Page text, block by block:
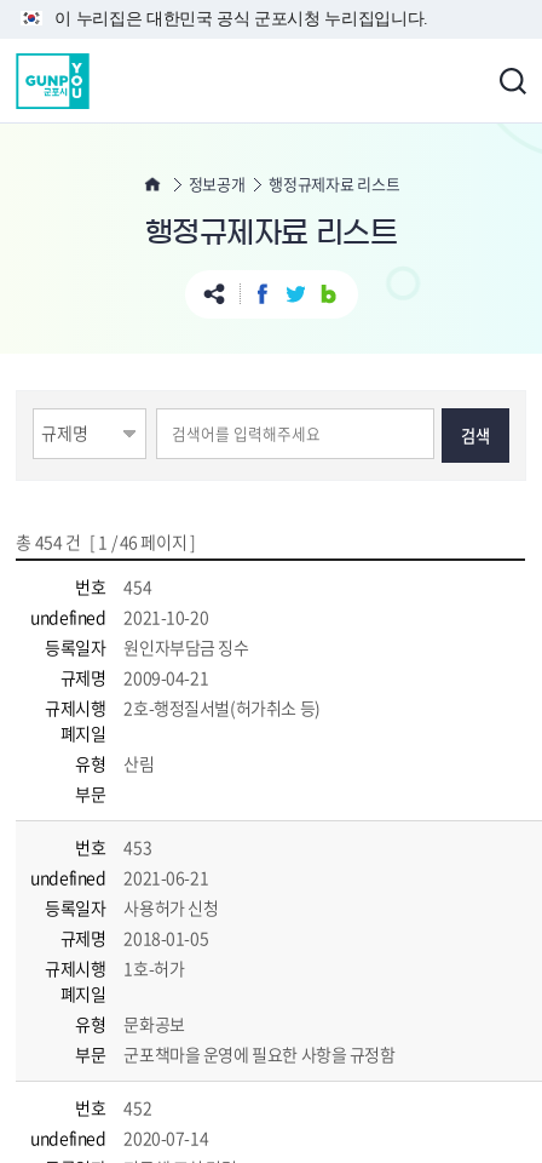
본문 바로가기
이 누리집은 대한민국 공식 군포시청 누리집입니다.
정보공개 행정규제자료 리스트
행정규제자료 리스트
총 454건 [ 1 / 46 페이지 ]
번호
454
undefined
2021-10-20
등록일자
원인자부담금 징수
규제명
2009-04-21
규제시행
폐지일
2호-행정질서벌(허가취소 등)
유형
산림
부문
번호
453
undefined
2021-06-21
등록일자
사용허가 신청
규제명
2018-01-05
규제시행
폐지일
1호-허가
유형
문화공보
부문
군포책마을 운영에 필요한 사항을 규정함
번호
452
undefined
2020-07-14